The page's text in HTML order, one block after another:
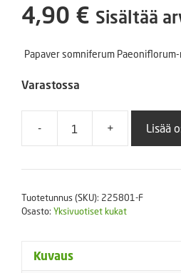
4,90 € Sisältää
Papaver somniferum
Varastossa
-
Peony"
g
+ Lisää
Tuotetunnus (SKU): 225801-F
Osasto: Yksivuotiset kukat
Kuvaus